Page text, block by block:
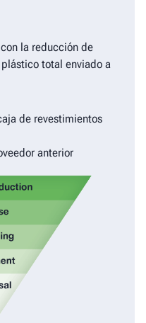
la reducción de
total enviado a
de revestimientos
anterior